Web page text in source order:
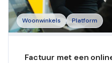
Woonwinkels Platform
Factuur met een